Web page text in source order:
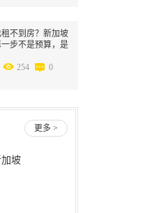
不到房？新加坡
步不是预算，是
254 0
更多 >
坡